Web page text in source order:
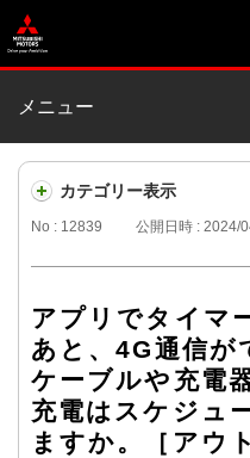
メニュー
カテゴリー表示
No : 12839 公開日時 : 2024/
アプリでタイマ
あと、4G通信が
ケーブルや充電
充電はスケジュ
ますか。［アウ